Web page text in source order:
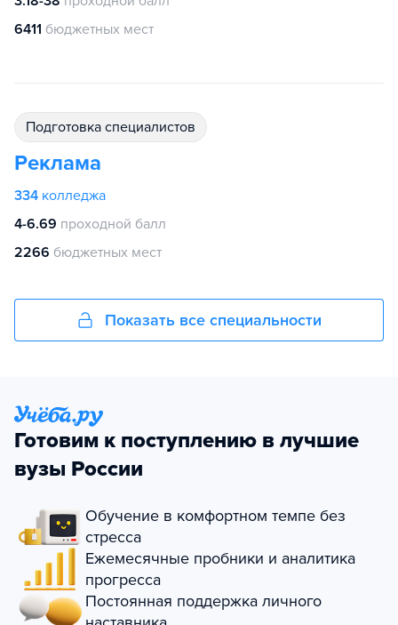
6411 бюджетных мест
подготовка специалистов
Реклама
334 колледжа
4-6.69 проходной балл
2266 бюджетных мест
Показать все специальности
Готовим к поступлению в лучшие
вузы России
Обучение в комфортном темпе без
стресса
Ежемесячные пробники и аналитика
прогресса
Постоянная поддержка личного